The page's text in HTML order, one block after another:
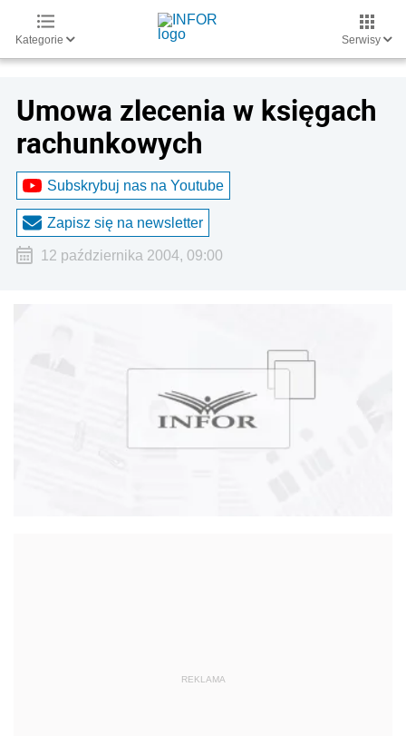
Kategorie Serwisy
Umowa zlecenia w księgach
rachunkowych
Subskrybuj nas na Youtube
Zapisz się na newsletter
12 października 2004, 09:00